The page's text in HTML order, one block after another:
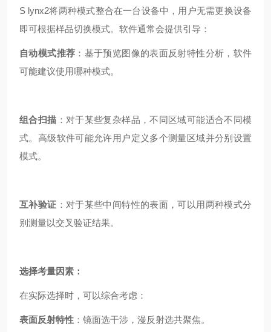
S lynx2将两种模式整合在一台设备中，用户无需更换设备
即可根据样品切换模式。软件通常会提供引导：
自动模式推荐 ：基于预览图像的表面反射特性分析，软件
可能建议使用哪种模式。
组合扫描 ：对于某些复杂样品，不同区域可能适合不同模
式。高级软件可能允许用户定义多个测量区域并分别设置
模式。
互补验证 ：对于某些中间特性的表面，可以用两种模式分
别测量以交叉验证结果。
选择考量因素：
在实际选择时，可以综合考虑：
表面反射特性 ：镜面选干涉，漫反射选共聚焦。